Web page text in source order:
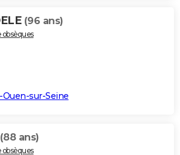
(96 ans)
Ouen-sur-Seine
(88 ans)